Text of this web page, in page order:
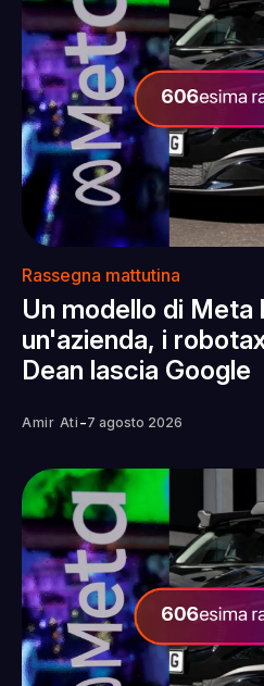
Rassegna mattutina
Un modello di Meta
un'azienda, i
Dean lascia Google
Amir Ati -7 agosto 2026